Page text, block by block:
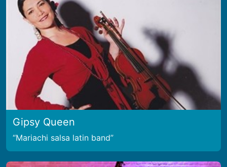
Gipsy Queen
Mariachi salsa latin band